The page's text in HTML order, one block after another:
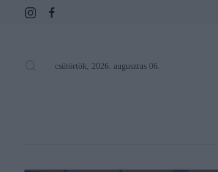
csütörtök, 2026. augusztus 06.